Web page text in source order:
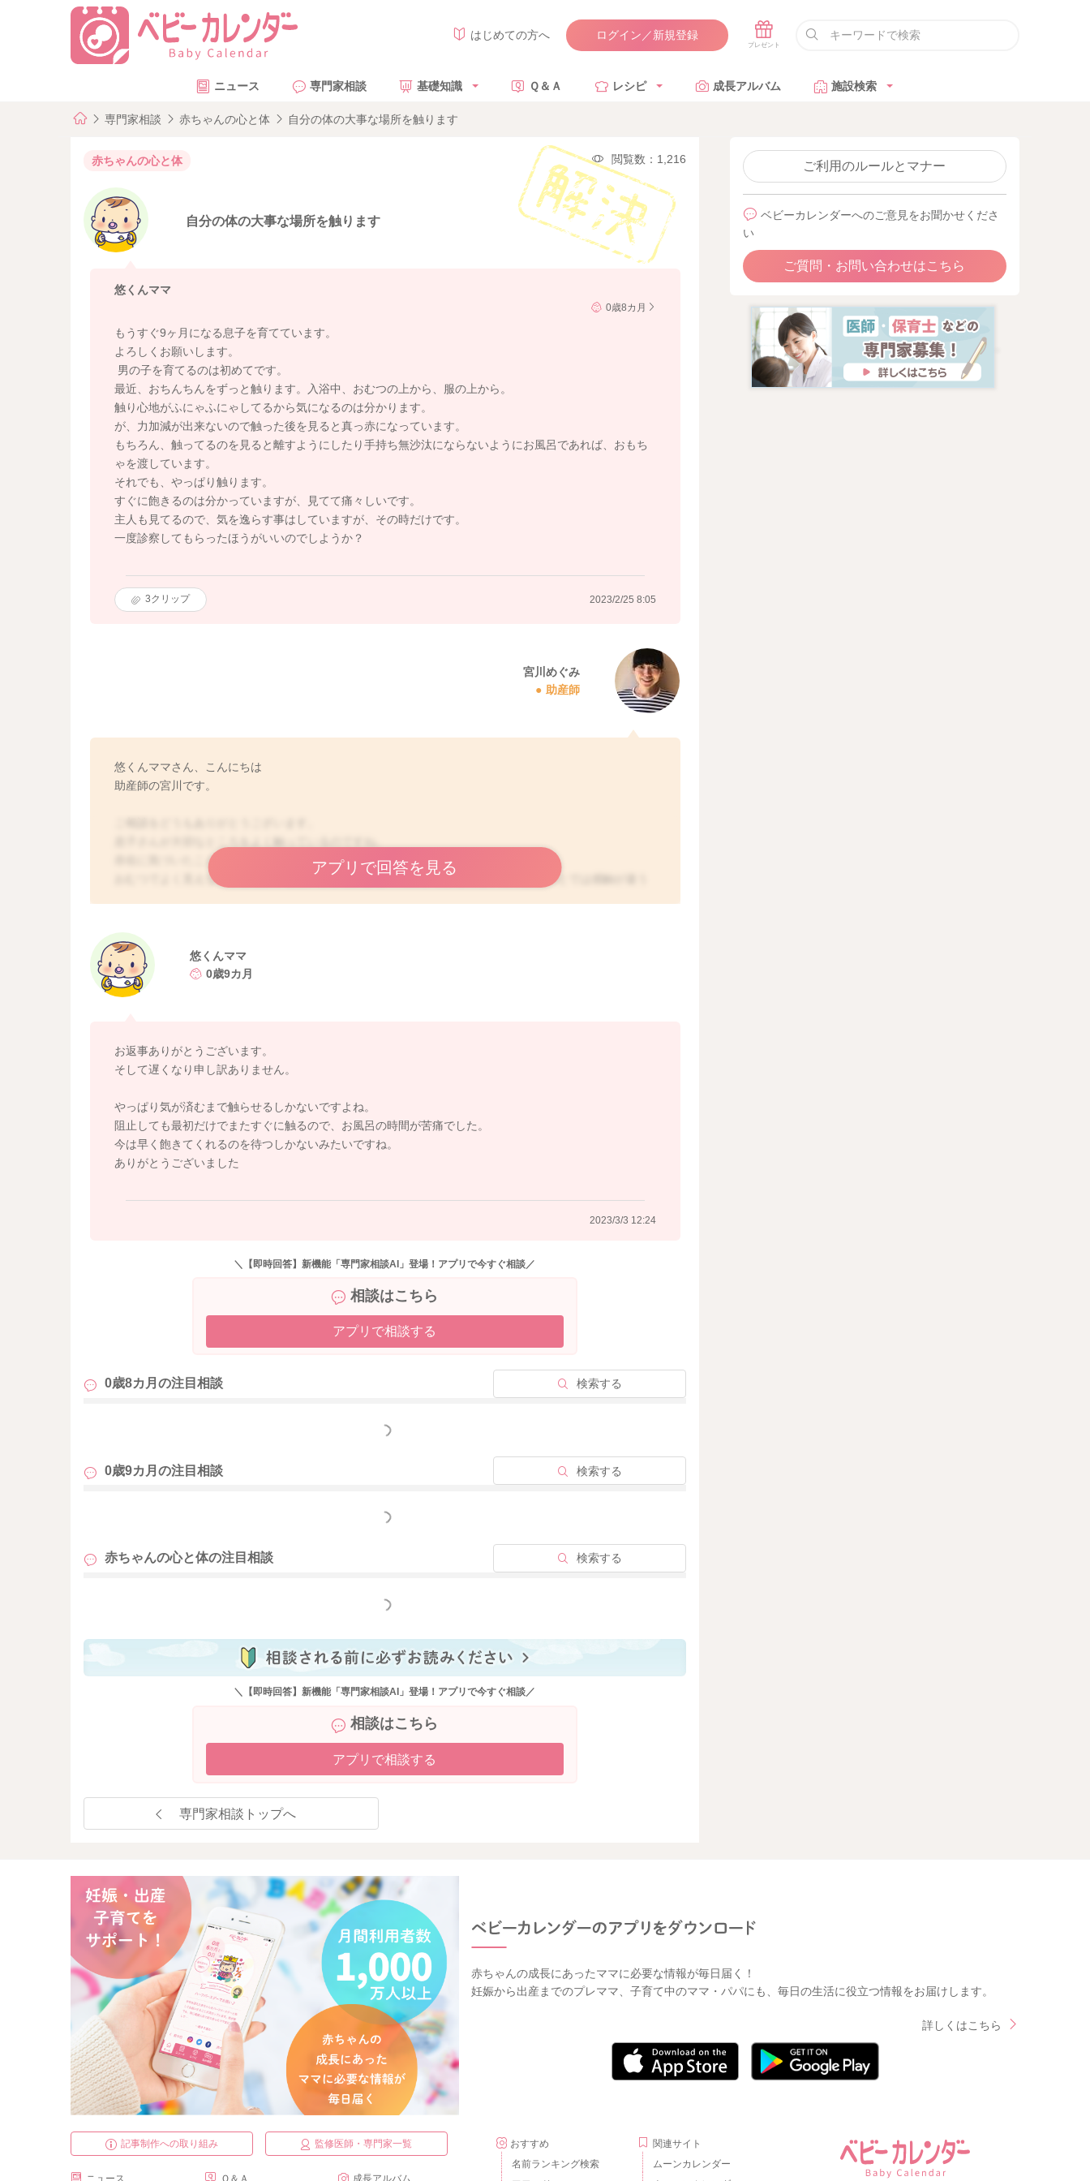
はじめての方へ ログイン／新規登録
ニュース 専門家相談 基礎知識 Ｑ＆Ａ レシピ 成長アルバム 施設検索
専門家相談 赤ちゃんの心と体 自分の体の大事な場所を触ります
赤ちゃんの心と体 閲覧数：1,216
自分の体の大事な場所を触ります
悠くんママ
0歳8カ月
もうすぐ9ヶ月になる息子を育てています。
よろしくお願いします。
男の子を育てるのは初めてです。
最近、おちんちんをずっと触ります。入浴中、おむつの上から、服の上から。
触り心地がふにゃふにゃしてるから気になるのは分かります。
が、力加減が出来ないので触った後を見ると真っ赤になっています。
もちろん、触ってるのを見ると離すようにしたり手持ち無沙汰にならないようにお風呂であれば、おもち
ゃを渡しています。
それでも、やっぱり触ります。
すぐに飽きるのは分かっていますが、見てて痛々しいです。
主人も見てるので、気を逸らす事はしていますが、その時だけです。
一度診察してもらったほうがいいのでしようか？
3クリップ 2023/2/25 8:05
宮川めぐみ
助産師
悠くんママさん、こんにちは
助産師の宮川です。
存在に気づいたこともあり、気になるのでしょうね。
おむつでよく見えないことも多いと思いますし、おむつの上から触るのと、直で触るのとでは感触が違う
大切なところですし、真っ赤になっているのを見るとあまり触らせたくない気持ちにもなりますね。
おもちゃを渡してあげたりと工夫もされているようですが、なかなか変わらないということで、気になる
と思います。
触るだけ触ったら、飽きてくると思います。
言い方はあまり良くないかもしれないのですが、今は大切なところに触ることが、息子さんの中で流行っ
赤ちゃんは自分の体で遊んでからおもちゃへの興味が移行していくとも言われることがあります。
もう少し見守っていただくことで、この今の時期も終わっていくのではないかなと思いました。
よかったら参考になさってみてください。
アプリで回答を見る
悠くんママ
0歳9カ月
お返事ありがとうございます。
そして遅くなり申し訳ありません。
やっぱり気が済むまで触らせるしかないですよね。
阻止しても最初だけでまたすぐに触るので、お風呂の時間が苦痛でした。
今は早く飽きてくれるのを待つしかないみたいですね。
ありがとうございました
2023/3/3 12:24
＼【即時回答】新機能「専門家相談AI」登場！アプリで今すぐ相談／
相談はこちら
アプリで相談する
0歳8カ月の注目相談 検索する
もっと見る
0歳9カ月の注目相談 検索する
もっと見る
赤ちゃんの心と体の注目相談 検索する
もっと見る
＼【即時回答】新機能「専門家相談AI」登場！アプリで今すぐ相談／
相談はこちら
アプリで相談する
専門家相談トップへ
ご利用のルールとマナー
ベビーカレンダーへのご意見をお聞かせくださ
い
ご質問・お問い合わせはこちら
赤ちゃんの成長にあったママに必要な情報が毎日届く！
妊娠から出産までのプレママ、子育て中のママ・パパにも、毎日の生活に役立つ情報をお届けします。
詳しくはこちら
記事制作への取り組み 監修医師・専門家一覧
ニュース Ｑ＆Ａ 成長アルバム
おすすめ
名前ランキング検索
関連サイト
ムーンカレンダー